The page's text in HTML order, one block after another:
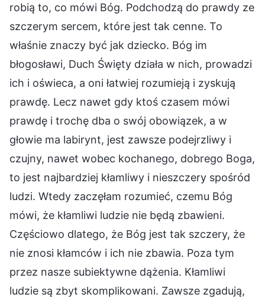
robią to, co mówi Bóg. Podchodzą do prawdy ze
szczerym sercem, które jest tak cenne. To
właśnie znaczy być jak dziecko. Bóg im
błogosławi, Duch Święty działa w nich, prowadzi
ich i oświeca, a oni łatwiej rozumieją i zyskują
prawdę. Lecz nawet gdy ktoś czasem mówi
prawdę i trochę dba o swój obowiązek, a w
głowie ma labirynt, jest zawsze podejrzliwy i
czujny, nawet wobec kochanego, dobrego Boga,
to jest najbardziej kłamliwy i nieszczery spośród
ludzi. Wtedy zaczęłam rozumieć, czemu Bóg
mówi, że kłamliwi ludzie nie będą zbawieni.
Częściowo dlatego, że Bóg jest tak szczery, że
nie znosi kłamców i ich nie zbawia. Poza tym
przez nasze subiektywne dążenia. Kłamliwi
ludzie są zbyt skomplikowani. Zawsze zgadują,